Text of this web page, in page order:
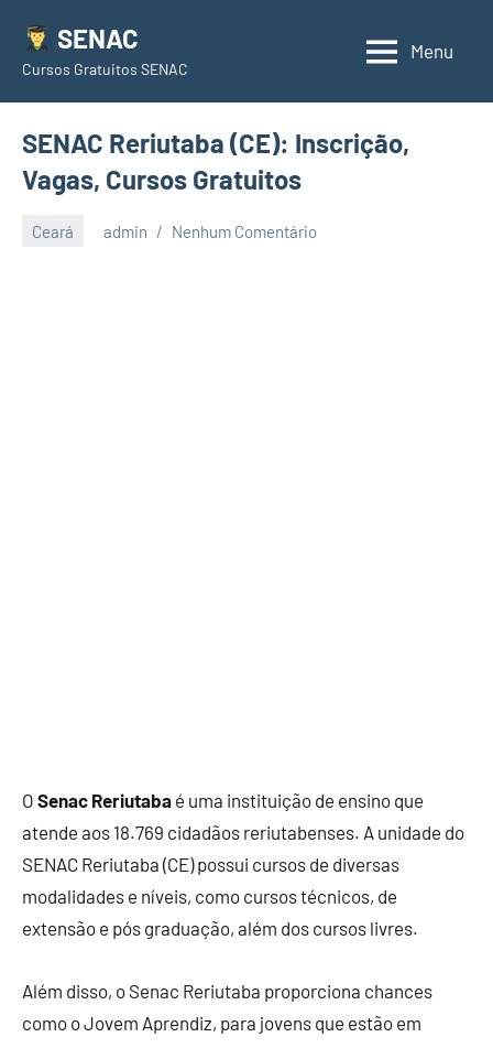
para
conteúdo
SENAC
Cursos Gratuitos SENAC
Menu
SENAC Reriutaba (CE): Inscrição,
Vagas, Cursos Gratuitos
Ceará admin Nenhum Comentário
O Senac Reriutaba é uma instituição de ensino que
atende aos 18.769 cidadãos reriutabenses. A unidade do
SENAC Reriutaba (CE) possui cursos de diversas
modalidades e níveis, como cursos técnicos, de
extensão e pós graduação, além dos cursos livres.
Além disso, o Senac Reriutaba proporciona chances
como o Jovem Aprendiz, para jovens que estão em